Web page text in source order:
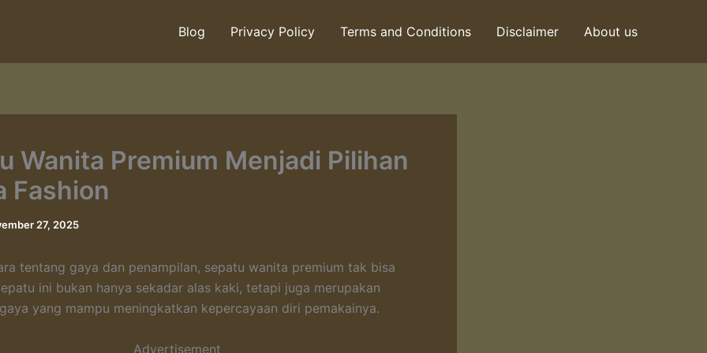
Blog Privacy Policy Terms and Conditions Disclaimer About us
Wanita Premium Menjadi Pilihan
Fashion
27, 2025
tentang gaya dan penampilan, sepatu wanita premium tak bisa
ini bukan hanya sekadar alas kaki, tetapi juga merupakan
yang mampu meningkatkan kepercayaan diri pemakainya.
Advertisement